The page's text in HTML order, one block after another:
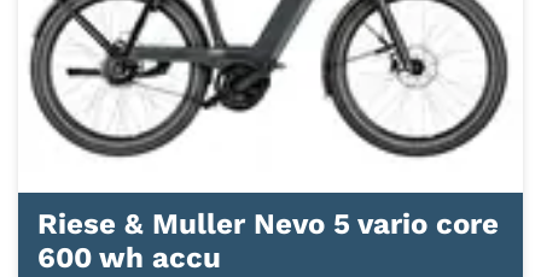
Riese & Muller Nevo 5 vario core
600 wh accu